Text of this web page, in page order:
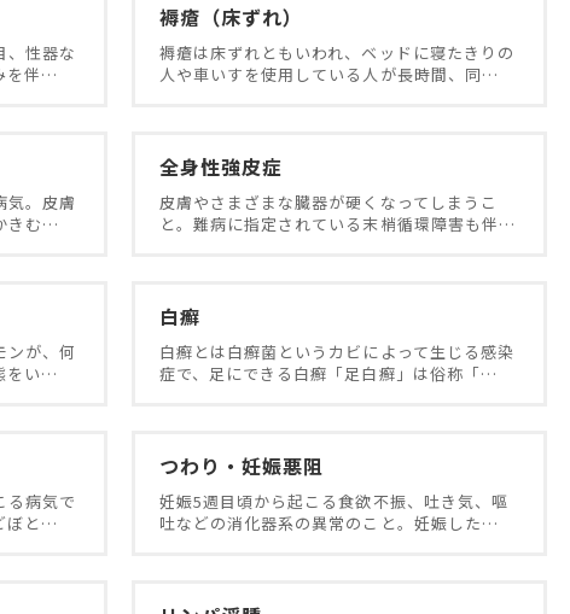
、性器な
を伴…
褥瘡（床ずれ）
褥瘡は床ずれともいわれ、ベッドに寝たきりの
人や車いすを使用している人が長時間、同…
気。皮膚
きむ…
全身性強皮症
皮膚やさまざまな臓器が硬くなってしまうこ
と。難病に指定されている末梢循環障害も伴…
ンが、何
をい…
白癬
白癬とは白癬菌というカビによって生じる感染
症で、足にできる白癬「足白癬」は俗称「…
る病気で
ぼと…
つわり・妊娠悪阻
妊娠5週目頃から起こる食欲不振、吐き気、嘔
吐などの消化器系の異常のこと。妊娠した…